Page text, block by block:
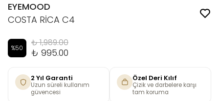
EYEMOOD
COSTA RİCA C4
%50 ₺ 1,989.00
₺ 995.00
2 Yıl Garanti
Uzun süreli kullanım
güvencesi
Özel Deri Kılıf
Çizik ve darbelere karşı
tam koruma